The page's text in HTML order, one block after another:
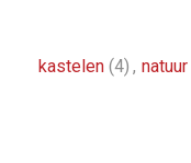
kastelen (4) , natuur